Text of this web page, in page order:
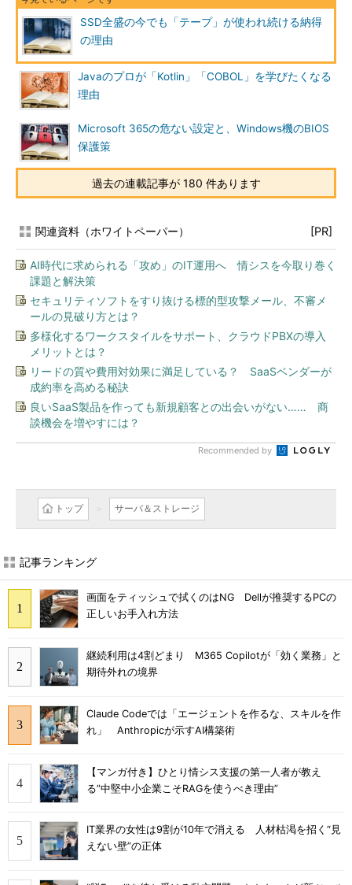
SSD全盛の今でも「テープ」が使われ続ける納得
の理由
Javaのプロが「Kotlin」「COBOL」を学びたくなる
理由
Microsoft 365の危ない設定と、Windows機のBIOS
保護策
過去の連載記事が 180 件あります
関連資料（ホワイトペーパー） [PR]
AI時代に求められる「攻め」のIT運用へ 情シスを今取り巻く
課題と解決策
セキュリティソフトをすり抜ける標的型攻撃メール、不審メ
ールの見破り方とは？
多様化するワークスタイルをサポート、クラウドPBXの導入
メリットとは？
リードの質や費用対効果に満足している？ SaaSベンダーが
成約率を高める秘訣
良いSaaS製品を作っても新規顧客との出会いがない…… 商
談機会を増やすには？
Recommended by
トップ サーバ＆ストレージ
記事ランキング
画面をティッシュで拭くのはNG Dellが推奨するPCの
正しいお手入れ方法
継続利用は4割どまり M365 Copilotが「効く業務」と
期待外れの境界
Claude Codeでは「エージェントを作るな、スキルを作
れ」 Anthropicが示すAI構築術
【マンガ付き】ひとり情シス支援の第一人者が教え
る”中堅中小企業こそRAGを使うべき理由”
IT業界の女性は9割が10年で消える 人材枯渇を招く“見
えない壁”の正体